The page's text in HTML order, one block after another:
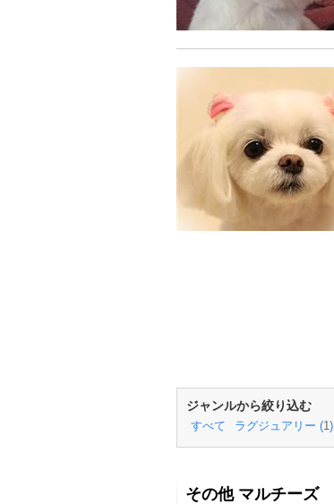
ジャンルから絞り込む
すべて ラグジュアリー (1)
その他 マルチーズ